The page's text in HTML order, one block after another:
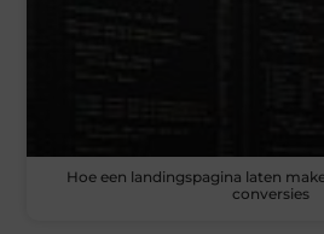
Hoe een landingspagina laten
conversies